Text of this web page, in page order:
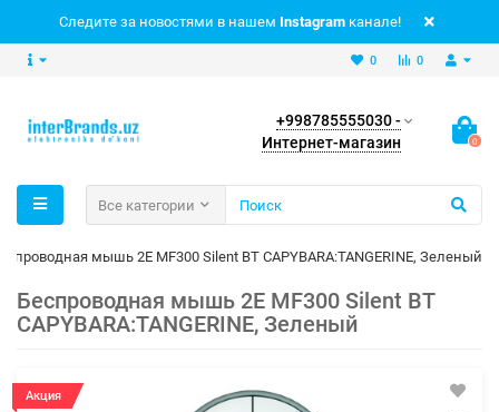
Следите за новостями в нашем Instagram канале!
0
0
+998785555030 -
Интернет-магазин
0
Все категории
мышь 2E MF300 Silent BT CAPYBARA:TANGERINE, Зеленый
Беспроводная мышь 2E MF300 Silent BT
CAPYBARA:TANGERINE, Зеленый
Акция